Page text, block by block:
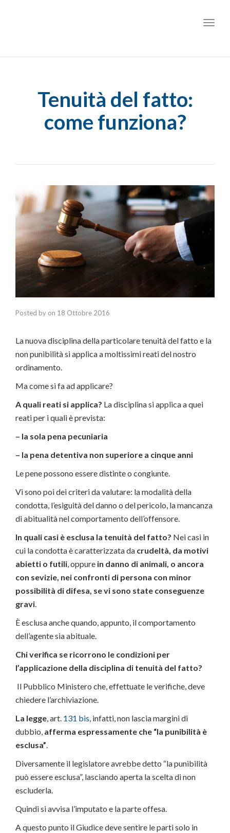
Tenuità del fatto:
come funziona?
Posted by on 18 Ottobre 2016
La nuova disciplina della particolare tenuità del fatto e la
non punibilità si applica a moltissimi reati del nostro
ordinamento.
Ma come si fa ad applicare?
A quali reati si applica? La disciplina si applica a quei
reati per i quali è prevista:
– la sola pena pecuniaria
– la pena detentiva non superiore a cinque anni
Le pene possono essere distinte o congiunte.
Vi sono poi dei criteri da valutare: la modalità della
condotta, l’esiguità del danno o del pericolo, la mancanza
di abitualità nel comportamento dell’offensore.
In quali casi è esclusa la tenuità del fatto? Nei casi in
cui la condotta è caratterizzata da crudeltà, da motivi
abietti o futili, oppure in danno di animali, o ancora
con sevizie, nei confronti di persona con minor
possibilità di difesa, se vi sono state conseguenze
gravi.
È esclusa anche quando, appunto, il comportamento
dell’agente sia abituale.
Chi verifica se ricorrono le condizioni per
l’applicazione della disciplina di tenuità del fatto?
Il Pubblico Ministero che, effettuate le verifiche, deve
chiedere l’archiviazione.
La legge, art. 131 bis, infatti, non lascia margini di
dubbio, afferma espressamente che “la punibilità è
esclusa”.
Diversamente il legislatore avrebbe detto “la punibilità
può essere esclusa”, lasciando aperta la scelta di non
escluderla.
Quindi si avvisa l’imputato e la parte offesa.
A questo punto il Giudice deve sentire le parti solo in